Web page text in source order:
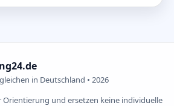
in Deutschland • 2026
Orientierung und ersetzen keine individuelle